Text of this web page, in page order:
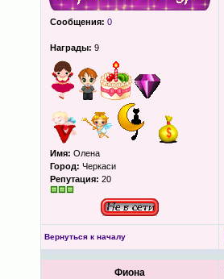
Сообщения: 0
Награды: 9
Имя: Олена
Город: Черкаси
Репутация: 20
Вернуться к началу
Фиона